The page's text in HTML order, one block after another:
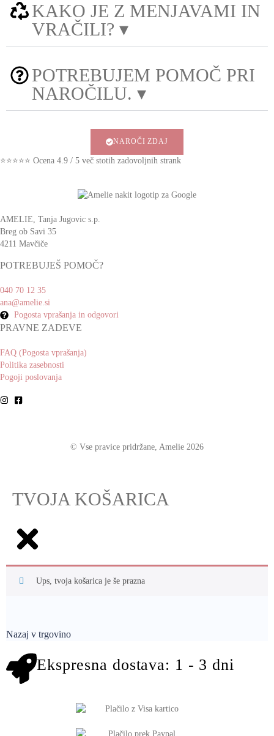
KAKO JE Z MENJAVAMI IN
VRAČILI? ▾
POTREBUJEM POMOČ PRI
NAROČILU. ▾
NAROČI ZDAJ
⭐⭐⭐⭐⭐ Ocena 4.9 / 5 več stotih zadovoljnih strank
AMELIE, Tanja Jugovic s.p.
Breg ob Savi 35
4211 Mavčiče
POTREBUJEŠ POMOČ?
040 70 12 35
ana@amelie.si
Pogosta vprašanja in odgovori
PRAVNE ZADEVE
FAQ (Pogosta vprašanja)
Politika zasebnosti
Pogoji poslovanja
© Vse pravice pridržane, Amelie 2026
TVOJA KOŠARICA
Ups, tvoja košarica je še prazna
Nazaj v trgovino
Ekspresna dostava: 1 - 3 dni